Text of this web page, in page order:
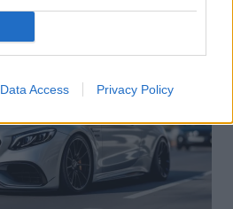
Data Access Privacy Policy